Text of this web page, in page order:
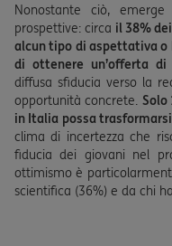
Nonostante ciò,
prospettive: circa il 38%
alcun tipo di aspettativa
di ottenere un’offerta di
diffusa sfiducia verso la
opportunità concrete. Solo
in Italia possa
clima di incertezza che
fiducia dei giovani nel
ottimismo è
scientifica (36%) e da chi